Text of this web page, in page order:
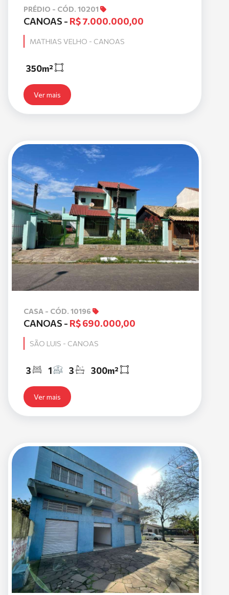
PRÉDIO - CÓD. 10201
CANOAS - R$ 7.000.000,00
MATHIAS VELHO - CANOAS
350m²
Ver mais
CASA - CÓD. 10196
CANOAS - R$ 690.000,00
SÃO LUIS - CANOAS
3 1 3 300m²
Ver mais